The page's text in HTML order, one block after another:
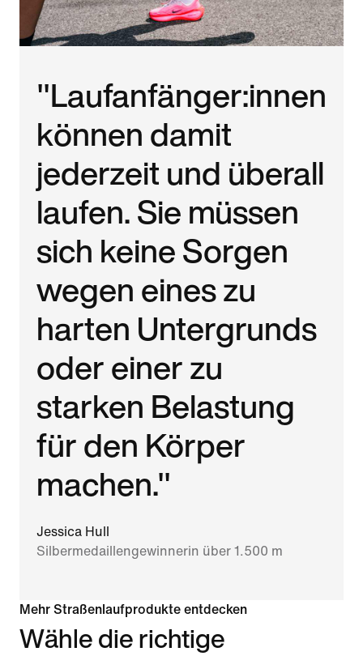
"Laufanfänger:innen
können damit
jederzeit und überall
laufen. Sie müssen
sich keine Sorgen
wegen eines zu
harten Untergrunds
oder einer zu
starken Belastung
für den Körper
machen."
Jessica Hull
Silbermedaillengewinnerin über 1.500 m
Mehr Straßenlaufprodukte entdecken
Wähle die richtige